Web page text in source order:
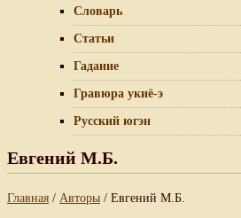
Словарь
Статьи
Гадание
Гравюра укиё-э
Русский югэн
Евгений М.Б.
Главная / Авторы / Евгений М.Б.